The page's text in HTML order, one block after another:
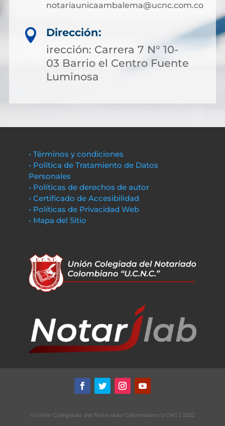
notariaunicaambalema@ucnc.com.co

Dirección:
irección: Carrera 7 N° 10-
03 Barrio el Centro Fuente
Luminosa
• Términos y condiciones
• Política de Tratamiento de Datos
Personales
• Políticas de derechos de autor
• Certificado de Accesibilidad
• Políticas de Privacidad Web
• Mapa del Sitio
©Unión Colegiada del Notariado Colombiano UCNC | 2022